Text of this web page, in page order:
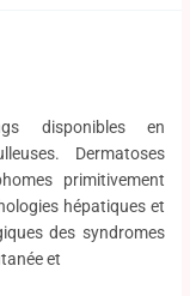
disponibles en
Dermatoses
primitivement
hépatiques et
des syndromes
et